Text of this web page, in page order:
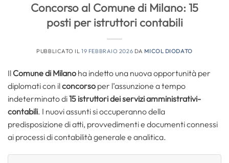
Concorso al Comune di Milano: 15
posti per istruttori contabili
PUBBLICATO IL19 FEBBRAIO 2026 DA MICOL DIODATO
Il Comune di Milano ha indetto una nuova opportunità per
diplomati con ilconcorso per l’assunzione a tempo
indeterminato di15 istruttori dei servizi amministrativi-
contabili. I nuovi assunti si occuperanno della
predisposizione di atti, provvedimenti e documenti connessi
ai processi di contabilità generale e analitica.